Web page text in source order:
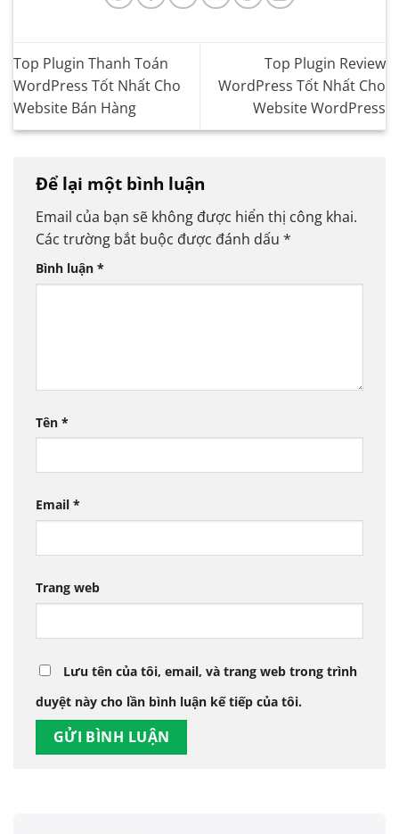
Top Plugin Thanh Toán
WordPress Tốt Nhất Cho
Website Bán Hàng
Top Plugin Review
WordPress Tốt Nhất Cho
Website WordPress
Để lại một bình luận
Email của bạn sẽ không được hiển thị công khai.
Các trường bắt buộc được đánh dấu *
Bình luận *
Tên *
Email *
Trang web
Lưu tên của tôi, email, và trang web trong trình
duyệt này cho lần bình luận kế tiếp của tôi.